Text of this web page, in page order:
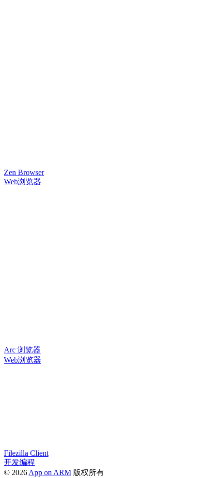
Zen Browser
Web浏览器
Arc 浏览器
Web浏览器
Filezilla Client
开发编程
© 2026 App on ARM 版权所有